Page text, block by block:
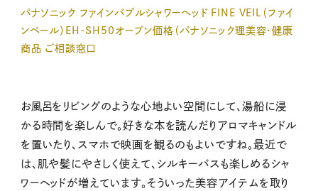
パナソニック ファインバブルシャワーヘッド FINE VEIL（ファイ
ンベール）EH-SH50オープン価格（パナソニック理美容・健康
商品 ご相談窓口
お風呂をリビングのような心地よい空間にして、湯船に浸
かる時間を楽しんで。好きな本を読んだりアロマキャンドル
を置いたり、スマホで映画を観るのもよいですね。最近で
は、肌や髪にやさしく使えて、シルキーバスも楽しめるシャ
ワーヘッドが増えています。そういった美容アイテムを取り